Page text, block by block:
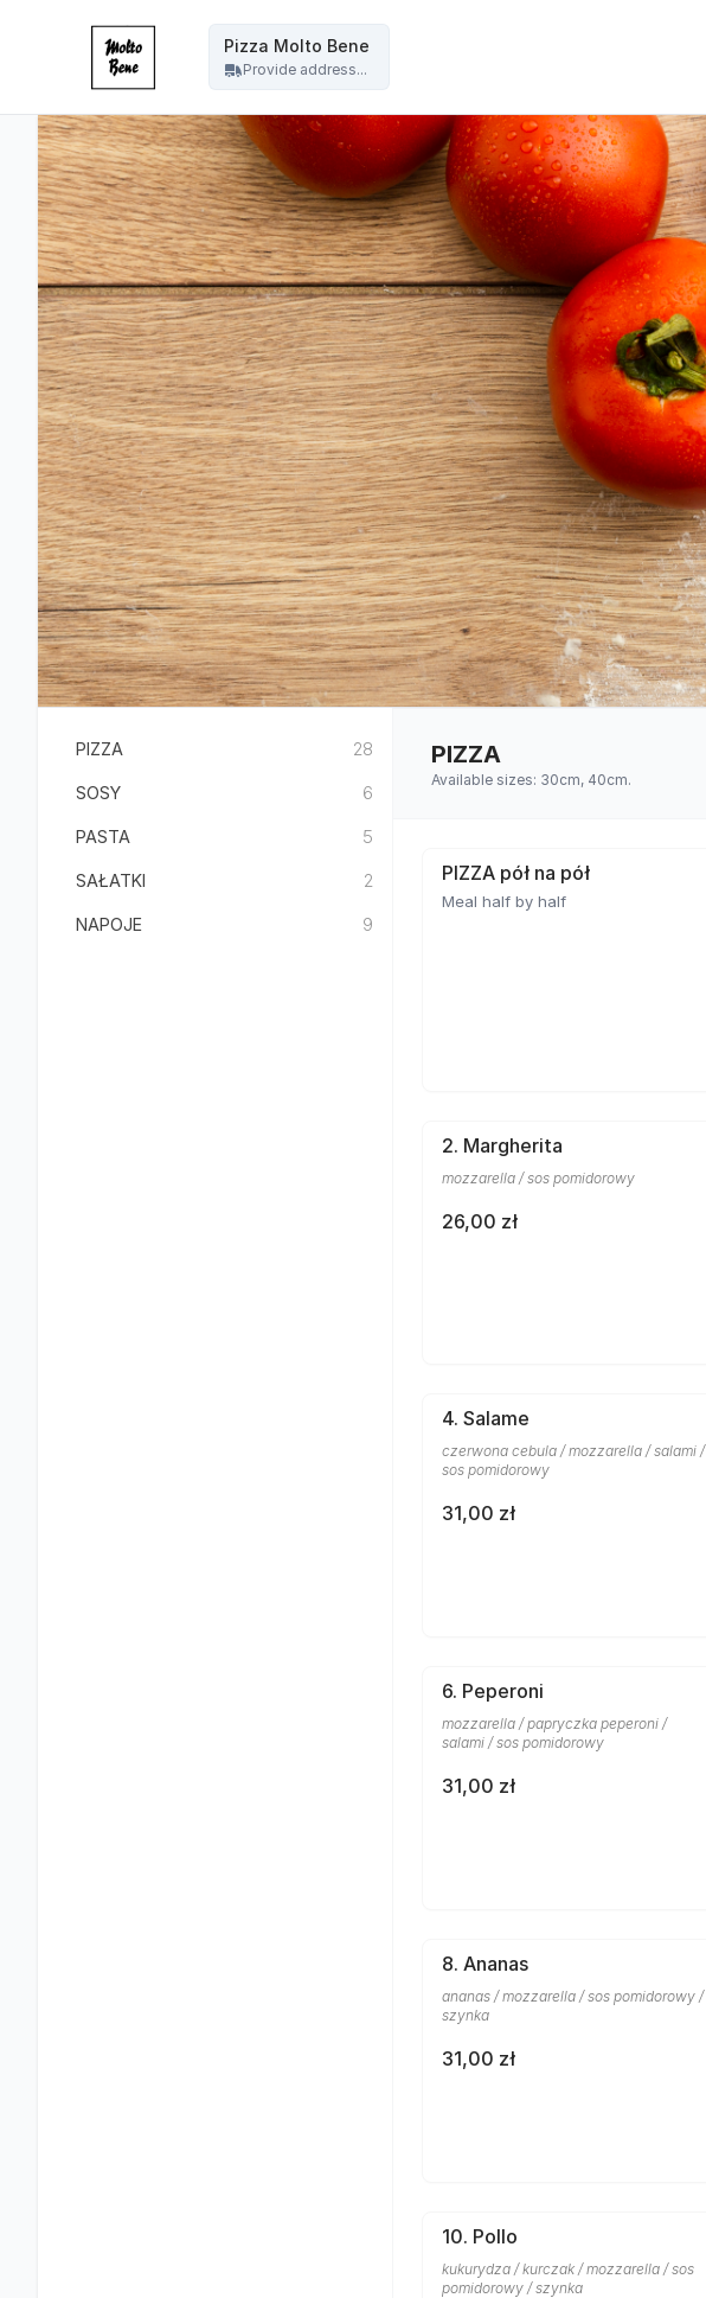
Pizza Molto Bene
Provide address...
PIZZA 28
SOSY 6
PASTA 5
SAŁATKI 2
NAPOJE 9
PIZZA
Available sizes: 30cm, 40cm.
PIZZA pół na pół
Meal half by half
2. Margherita
mozzarella / sos pomidorowy
26,00 zł
4. Salame
czerwona cebula / mozzarella / salami /
sos pomidorowy
31,00 zł
6. Peperoni
mozzarella / papryczka peperoni /
salami / sos pomidorowy
31,00 zł
8. Ananas
ananas / mozzarella / sos pomidorowy /
szynka
31,00 zł
10. Pollo
kukurydza / kurczak / mozzarella / sos
pomidorowy / szynka